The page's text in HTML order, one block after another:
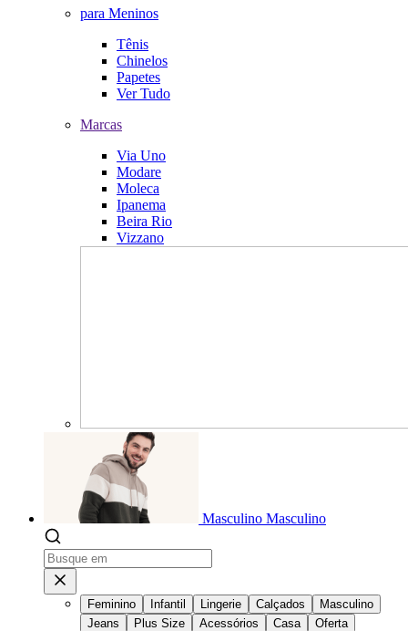
para Meninos
Tênis
Chinelos
Papetes
Ver Tudo
Marcas
Via Uno
Modare
Moleca
Ipanema
Beira Rio
Vizzano
Masculino Masculino
Feminino Infantil Lingerie Calçados
Masculino
Jeans
Plus Size Acessórios Casa Oferta